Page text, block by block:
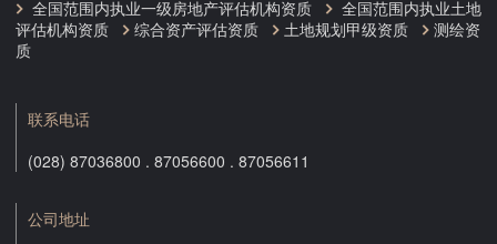
全国范围内执业一级房地产评估机构资质
全国范围内执业土地
评估机构资质
综合资产评估资质 土地规划甲级资质
测绘资
质
联系电话
(028) 87036800 . 87056600 . 87056611
公司地址